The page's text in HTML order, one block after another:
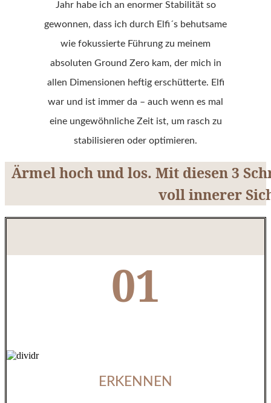
Jahr habe ich an enormer Stabilität so
gewonnen, dass ich durch Elfi´s behutsame
wie fokussierte Führung zu meinem
absoluten Ground Zero kam, der mich in
allen Dimensionen heftig erschütterte. Elfi
war und ist immer da – auch wenn es mal
eine ungewöhnliche Zeit ist, um rasch zu
stabilisieren oder optimieren.
Ärmel hoch und los. Mit diesen 3
voll innerer
01
ERKENNEN